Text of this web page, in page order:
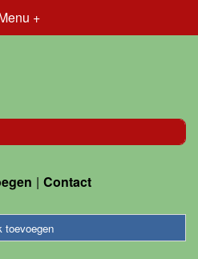
+
Contact
toevoegen